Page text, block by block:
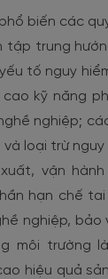
biến các
tập trung
tố nguy
cao kỹ năng
nghiệp;
và loại trừ
vận
hạn chế
nghiệp, bảo
môi trường
hiệu quả